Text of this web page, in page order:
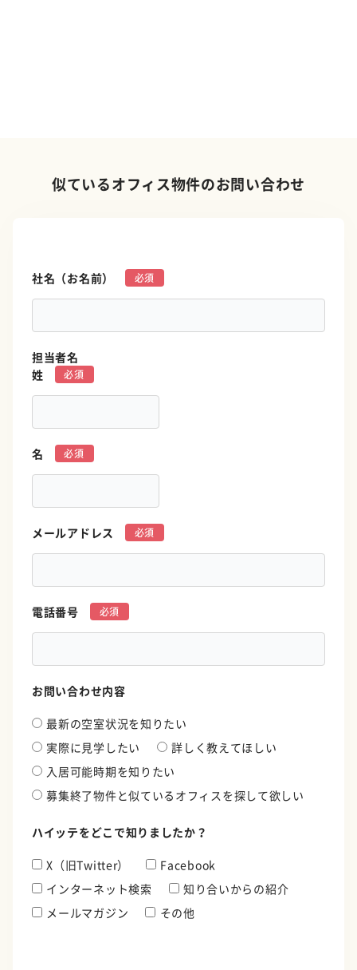
似ているオフィス物件のお問い合わせ
社名（お名前）
担当者名
姓
名
メールアドレス
電話番号
お問い合わせ内容
最新の空室状況を知りたい
実際に見学したい
詳しく教えてほしい
入居可能時期を知りたい
募集終了物件と似ているオフィスを探して欲しい
ハイッテをどこで知りましたか？
X（旧Twitter）
Facebook
インターネット検索
知り合いからの紹介
メールマガジン
その他